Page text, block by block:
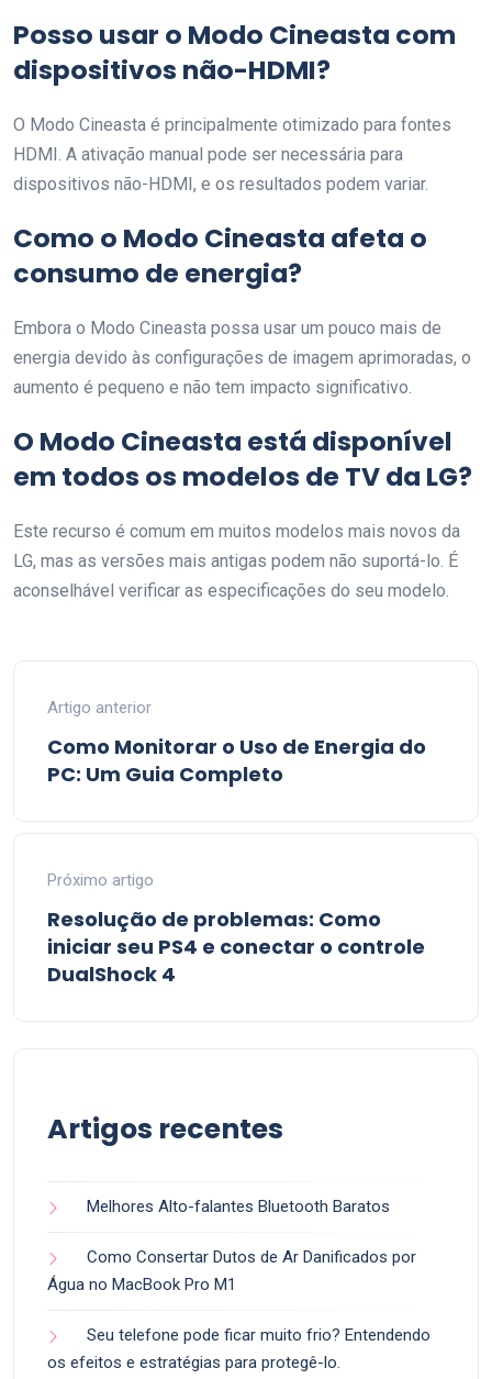
Posso usar o Modo Cineasta com
dispositivos não-HDMI?
O Modo Cineasta é principalmente otimizado para fontes
HDMI. A ativação manual pode ser necessária para
dispositivos não-HDMI, e os resultados podem variar.
Como o Modo Cineasta afeta o
consumo de energia?
Embora o Modo Cineasta possa usar um pouco mais de
energia devido às configurações de imagem aprimoradas, o
aumento é pequeno e não tem impacto significativo.
O Modo Cineasta está disponível
em todos os modelos de TV da LG?
Este recurso é comum em muitos modelos mais novos da
LG, mas as versões mais antigas podem não suportá-lo. É
aconselhável verificar as especificações do seu modelo.
Artigo anterior
Como Monitorar o Uso de Energia do
PC: Um Guia Completo
Próximo artigo
Resolução de problemas: Como
iniciar seu PS4 e conectar o controle
DualShock 4
Artigos recentes
Melhores Alto-falantes Bluetooth Baratos
Como Consertar Dutos de Ar Danificados por
Água no MacBook Pro M1
Seu telefone pode ficar muito frio? Entendendo
os efeitos e estratégias para protegê-lo.